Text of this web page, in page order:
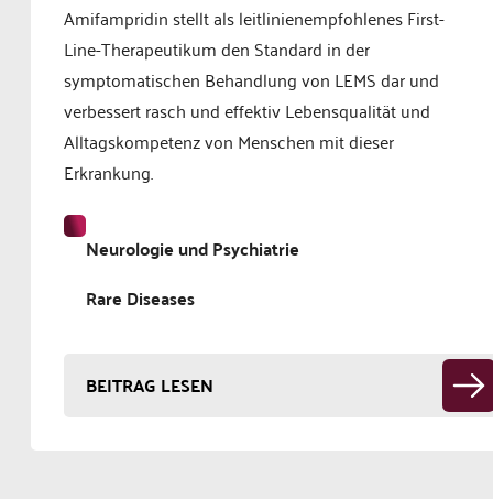
Amifampridin stellt als leitlinienempfohlenes First-
Line-Therapeutikum den Standard in der
symptomatischen Behandlung von LEMS dar und
verbessert rasch und effektiv Lebensqualität und
Alltagskompetenz von Menschen mit dieser
Erkrankung.
Neurologie und Psychiatrie
Rare Diseases
BEITRAG LESEN